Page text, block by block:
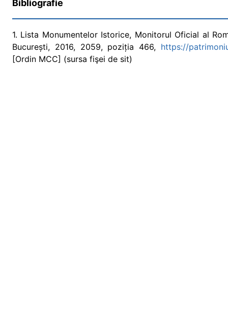
Bibliografie
1. Lista Monumentelor Istorice, Monitorul Oficial al
București, 2016, 2059, poziția 466, https://
[Ordin MCC] (sursa fişei de sit)